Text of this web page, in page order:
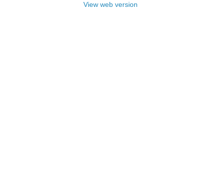
View web version